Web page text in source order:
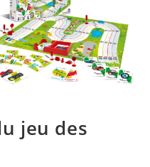
jeu des